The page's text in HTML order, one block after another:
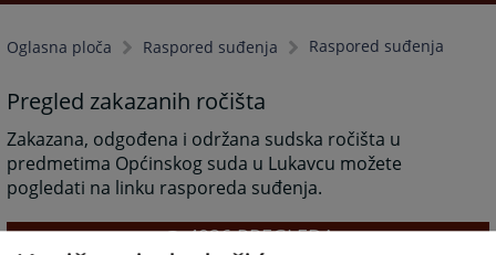
Oglasna ploča Raspored suđenja Raspored suđenja
Pregled zakazanih ročišta
Zakazana, odgođena i održana sudska ročišta u
predmetima Općinskog suda u Lukavcu možete
pogledati na linku rasporeda suđenja.
4926PREGLEDA